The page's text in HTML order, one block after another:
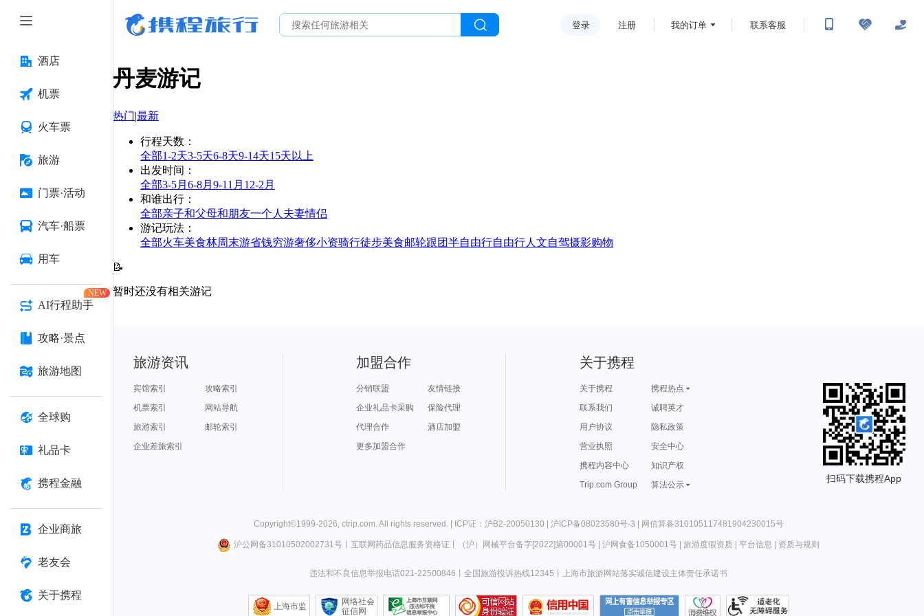
酒店
机票
火车票
旅游
门票·活动
汽车·船票
用车
AI行程助手
NEW
攻略·景点
旅游地图
全球购
礼品卡
携程金融
企业商旅
老友会
关于携程
登录 注册 我的订单 联系客服
丹麦游记
热门|最新
行程天数 ：
全部1-2天3-5天6-8天9-14天15天以上
出发时间 ：
全部3-5月 6-8月 9-11月 12-2月
和谁出行 ：
全部亲子和父母和朋友一个人 夫妻情侣
游记玩法 ：
全部火车美食林周末游省钱穷游奢侈小资骑行徒步美食邮轮跟团半自由行自由行人文自驾摄影购物
📝
暂时还没有相关游记
旅游资讯
宾馆索引
攻略索引
机票索引
网站导航
旅游索引
邮轮索引
企业差旅索引
加盟合作
分销联盟
友情链接
企业礼品卡采购
保险代理
代理合作
酒店加盟
更多加盟合作
关于携程
关于携程
携程热点
联系我们
诚聘英才
用户协议
隐私政策
营业执照
安全中心
携程内容中心
知识产权
Trip.com Group
算法公示
扫码下载携程App
Copyright©1999-2026, ctrip.com. All rights reserved. | ICP证：沪B2-20050130 | 沪ICP备08023580号-3 | 网信算备310105117481904230015号
沪公网备31010502002731号丨 互联网药品信息服务资格证 （沪）网械平台备字[2022]第00001号| 沪网食备1050001号| 旅游度假资质| 平台信息 资质与规则
违法和不良信息举报电话021-22500846 全国旅游投诉热线12345 上海市旅游网站落实诚信建设主体责任承诺书
上海市监
网络社会
征信网